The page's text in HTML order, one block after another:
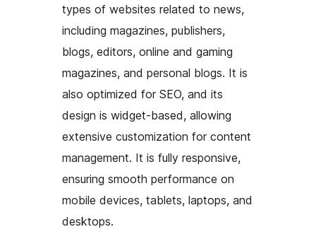
types of websites related to news,
including magazines, publishers,
blogs, editors, online and gaming
magazines, and personal blogs. It is
also optimized for SEO, and its
design is widget-based, allowing
extensive customization for content
management. It is fully responsive,
ensuring smooth performance on
mobile devices, tablets, laptops, and
desktops.